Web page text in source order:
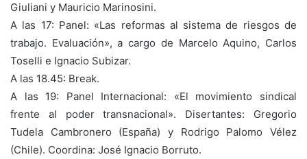
Giuliani y Mauricio Marinosini.
A las 17: Panel: «Las reformas al sistema de riesgos de
trabajo. Evaluación», a cargo de Marcelo Aquino, Carlos
Toselli e Ignacio Subizar.
A las 18.45: Break.
A las 19: Panel Internacional: «El movimiento sindical
frente al poder transnacional». Disertantes: Gregorio
Tudela Cambronero (España) y Rodrigo Palomo Vélez
(Chile). Coordina: José Ignacio Borruto.